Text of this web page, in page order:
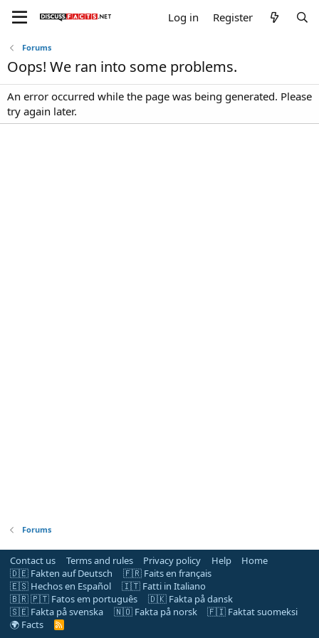
Log in Register
Forums
Oops! We ran into some problems.
An error occurred while the page was being generated. Please
try again later.
Forums
Contact us Terms and rules Privacy policy Help
Home
🇩🇪 Fakten auf Deutsch
🇫🇷 Faits en français
🇪🇸 Hechos en Español
🇮🇹 Fatti in Italiano
🇧🇷 🇵🇹 Fatos em português
🇩🇰 Fakta på dansk
🇸🇪 Fakta på svenska
🇳🇴 Fakta på norsk
🇫🇮 Faktat suomeksi
🌍 Facts
R